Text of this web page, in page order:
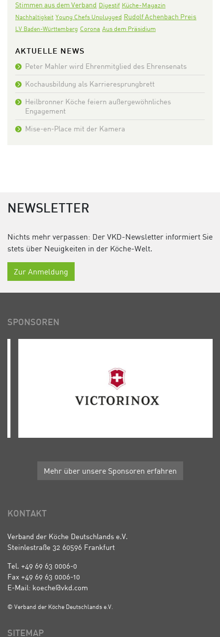
Stimmen aus dem Verband Digestif Küche-Magazin
Nachhaltigkeit Young Chefs Unplugged Rudolf Achenbach Preis
LV Baden-Württemberg Corona Aus dem Präsidium
AKTUELLE NEWS
Peter Mahler wird Ehrenmitglied des Ehrensenats
Kochausbildung als Karrieresprungbrett
Heilbronner Köche feiern außergewöhnliches
Engagement
Mise-en-Place mit der Kamera
NEWSLETTER
Nichts mehr verpassen: Der VKD-Newsletter informiert Sie
stets über Neuigkeiten in der Köche-Welt.
Zur Anmeldung
SPONSOREN
Mehr über unsere Sponsoren erfahren
KONTAKT
Verband der Köche Deutschlands e.V.
Steinlestraße 32 60596 Frankfurt
Tel. +49 69 63 0006-0
Fax +49 69 63 0006-10
E-Mail: koeche@vkd.com
© Verband der Köche Deutschlands e.V.
SITEMAP